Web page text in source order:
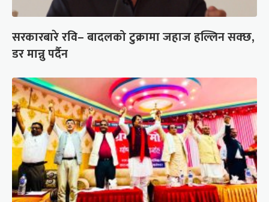
सरकारबारे रवि– बादलको टुक्रामा जहाज हल्लिन सक्छ,
डर मान्नु पर्दैन